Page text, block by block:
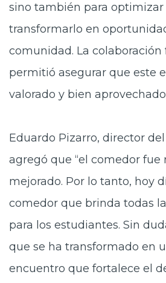
sino también para optimizar
transformarlo en
comunidad. La colaboración
permitió asegurar que este
valorado y bien
Eduardo Pizarro, director
agregó que “el comedor fue
mejorado. Por lo tanto, hoy
comedor que brinda todas
para los estudiantes. Sin
que se ha transformado en
encuentro que fortalece el